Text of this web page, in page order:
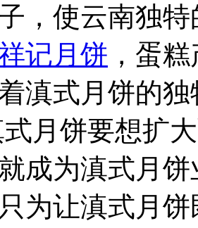
，使云南独
记月饼 ，蛋
滇式月饼的
月饼要想扩
成为滇式月
为让滇式月